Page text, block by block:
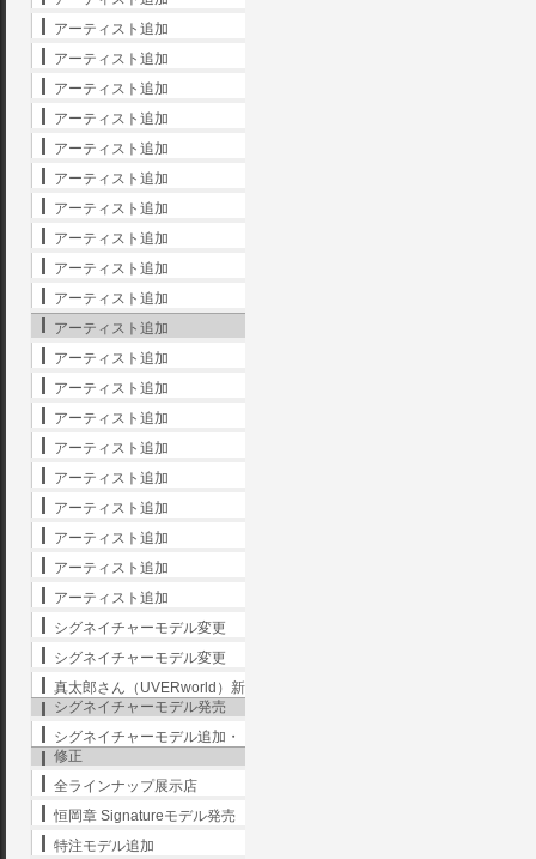
アーティスト追加
アーティスト追加
アーティスト追加
アーティスト追加
アーティスト追加
アーティスト追加
アーティスト追加
アーティスト追加
アーティスト追加
アーティスト追加
アーティスト追加
アーティスト追加
アーティスト追加
アーティスト追加
アーティスト追加
アーティスト追加
アーティスト追加
アーティスト追加
アーティスト追加
アーティスト追加
シグネイチャーモデル変更
シグネイチャーモデル変更
真太郎さん（UVERworld）新
シグネイチャーモデル発売
シグネイチャーモデル追加・
修正
全ラインナップ展示店
恒岡章 Signatureモデル発売
特注モデル追加